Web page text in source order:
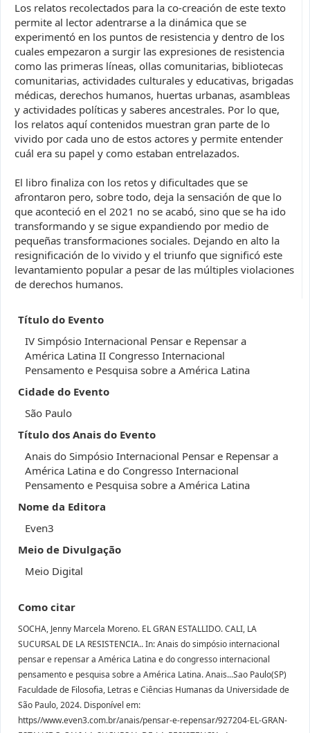
Los relatos recolectados para la co-creación de este texto
permite al lector adentrarse a la dinámica que se
experimentó en los puntos de resistencia y dentro de los
cuales empezaron a surgir las expresiones de resistencia
como las primeras líneas, ollas comunitarias, bibliotecas
comunitarias, actividades culturales y educativas, brigadas
médicas, derechos humanos, huertas urbanas, asambleas
y actividades políticas y saberes ancestrales. Por lo que,
los relatos aquí contenidos muestran gran parte de lo
vivido por cada uno de estos actores y permite entender
cuál era su papel y como estaban entrelazados.
El libro finaliza con los retos y dificultades que se
afrontaron pero, sobre todo, deja la sensación de que lo
que aconteció en el 2021 no se acabó, sino que se ha ido
transformando y se sigue expandiendo por medio de
pequeñas transformaciones sociales. Dejando en alto la
resignificación de lo vivido y el triunfo que significó este
levantamiento popular a pesar de las múltiples violaciones
de derechos humanos.
Título do Evento
IV Simpósio Internacional Pensar e Repensar a
América Latina II Congresso Internacional
Pensamento e Pesquisa sobre a América Latina
Cidade do Evento
São Paulo
Título dos Anais do Evento
Anais do Simpósio Internacional Pensar e Repensar a
América Latina e do Congresso Internacional
Pensamento e Pesquisa sobre a América Latina
Nome da Editora
Even3
Meio de Divulgação
Meio Digital
Como citar
SOCHA, Jenny Marcela Moreno. EL GRAN ESTALLIDO. CALI, LA
SUCURSAL DE LA RESISTENCIA.. In: Anais do simpósio internacional
pensar e repensar a América Latina e do congresso internacional
pensamento e pesquisa sobre a América Latina. Anais...Sao Paulo(SP)
Faculdade de Filosofia, Letras e Ciências Humanas da Universidade de
São Paulo, 2024. Disponível em:
https//www.even3.com.br/anais/pensar-e-repensar/927204-EL-GRAN-